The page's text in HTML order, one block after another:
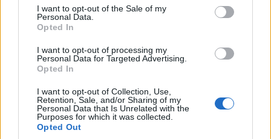
consent section.
I want to opt-out of the Sale of my
Personal Data.
Opted In
I want to opt-out of processing my
Personal Data for Targeted Advertising.
Opted In
I want to opt-out of Collection, Use,
Retention, Sale, and/or Sharing of my
Personal Data that Is Unrelated with the
Purposes for which it was collected.
Opted Out
Egyszerűsödtek a távmunkával
kapcsolatos munkavédelmi